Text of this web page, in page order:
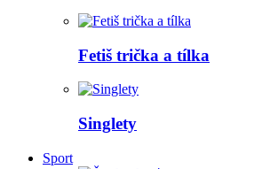
Fetiš trička a tílka
Singlety
Sport